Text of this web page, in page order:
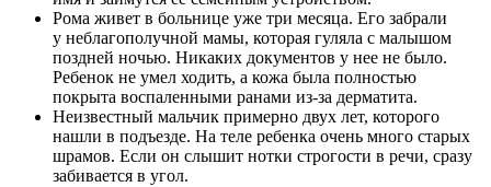
Рома живет в больнице уже три месяца. Его забрали
у неблагополучной мамы, которая гуляла с малышом
поздней ночью. Никаких документов у нее не было.
Ребенок не умел ходить, а кожа была полностью
покрыта воспаленными ранами из-за дерматита.
Неизвестный мальчик примерно двух лет, которого
нашли в подъезде. На теле ребенка очень много старых
шрамов. Если он слышит нотки строгости в речи, сразу
забивается в угол.